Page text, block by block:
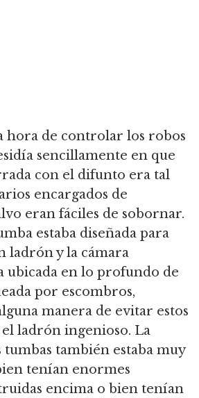
hora de controlar los robos
sencillamente en que
con el difunto era tal
encargados de
eran fáciles de sobornar.
estaba diseñada para
ladrón y la cámara
ubicada en lo profundo de
por escombros,
manera de evitar estos
el ladrón ingenioso. La
tumbas también estaba muy
tenían enormes
encima o bien tenían